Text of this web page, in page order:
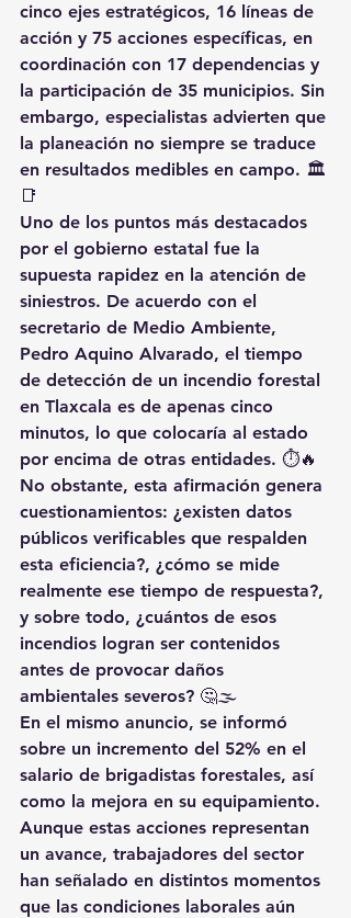
cinco ejes estratégicos, 16 líneas de
acción y 75 acciones específicas, en
coordinación con 17 dependencias y
la participación de 35 municipios. Sin
embargo, especialistas advierten que
la planeación no siempre se traduce
en resultados medibles en campo. 🏛️
📑
Uno de los puntos más destacados
por el gobierno estatal fue la
supuesta rapidez en la atención de
siniestros. De acuerdo con el
secretario de Medio Ambiente,
Pedro Aquino Alvarado, el tiempo
de detección de un incendio forestal
en Tlaxcala es de apenas cinco
minutos, lo que colocaría al estado
por encima de otras entidades. ⏱️🔥
No obstante, esta afirmación genera
cuestionamientos: ¿existen datos
públicos verificables que respalden
esta eficiencia?, ¿cómo se mide
realmente ese tiempo de respuesta?,
y sobre todo, ¿cuántos de esos
incendios logran ser contenidos
antes de provocar daños
ambientales severos? 🤔🌫️
En el mismo anuncio, se informó
sobre un incremento del 52% en el
salario de brigadistas forestales, así
como la mejora en su equipamiento.
Aunque estas acciones representan
un avance, trabajadores del sector
han señalado en distintos momentos
que las condiciones laborales aún